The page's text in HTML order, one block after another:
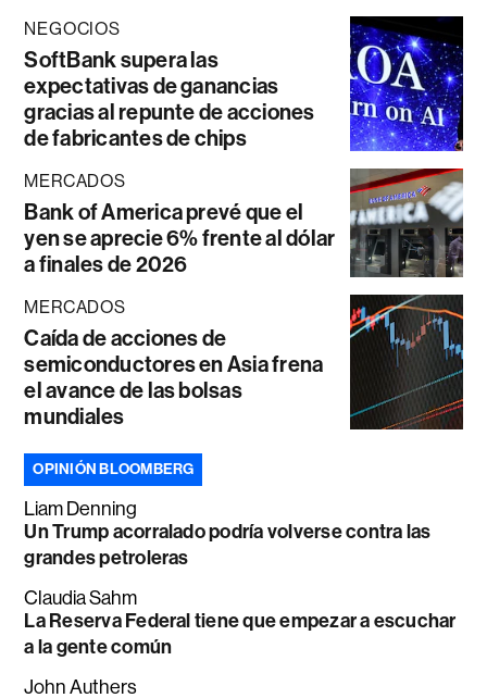
NEGOCIOS
SoftBank supera las
expectativas de ganancias
gracias al repunte de acciones
de fabricantes de chips
MERCADOS
Bank of America prevé que el
yen se aprecie 6% frente al dólar
a finales de 2026
MERCADOS
Caída de acciones de
semiconductores en Asia frena
el avance de las bolsas
mundiales
OPINIÓN BLOOMBERG
Liam Denning
Un Trump acorralado podría volverse contra las
grandes petroleras
Claudia Sahm
La Reserva Federal tiene que empezar a escuchar
a la gente común
John Authers